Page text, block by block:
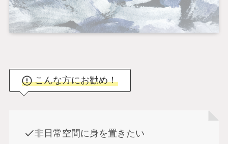
こんな方にお勧め！
非日常空間に身を置きたい